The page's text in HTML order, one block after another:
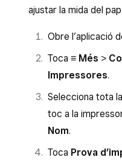
de les aplicacions de
Obre l’aplicació
Toca≡ Més>
Hardware>
Selecciona
Selecciona
Connecta a
Tria la teva i
ajustar la mida del
Obre l’aplicació
Toca ≡ Més >
Impressores.
Selecciona tota
toc a la
Nom.
Toca Prova